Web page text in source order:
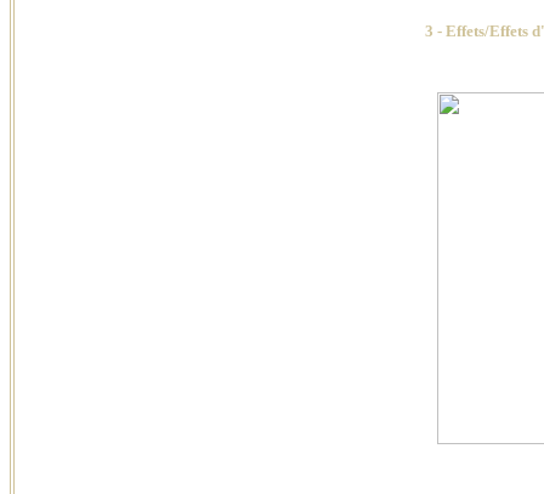
3 - Effets/Effets